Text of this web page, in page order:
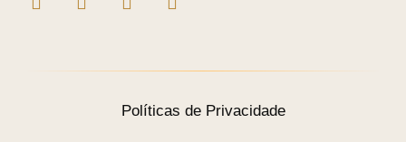
Políticas de Privacidade